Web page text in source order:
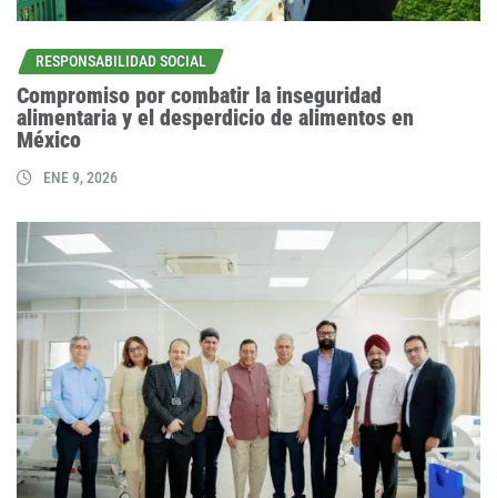
RESPONSABILIDAD SOCIAL
Compromiso por combatir la inseguridad
alimentaria y el desperdicio de alimentos en
México
ENE 9, 2026